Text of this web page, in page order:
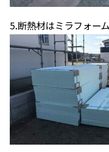
5.断熱材はミラフォー